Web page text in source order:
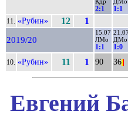
Кдр
2:1
ДМо
1:1
11. «Рубин» 12 1
2019/20
15.07
ЛМо
1:1
ДМо
1:0
10. «Рубин» 11 1 90 36
Евгений